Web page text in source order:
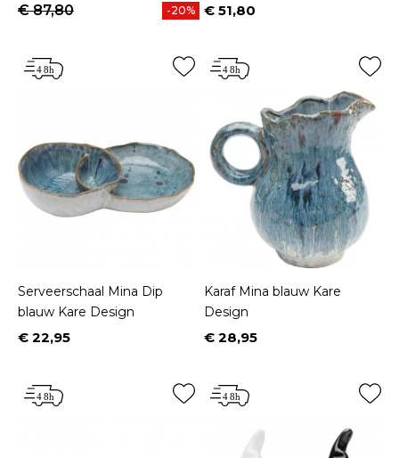
€ 87,80
-20% Prijs
€ 51,80
Serveerschaal Mina Dip
blauw Kare Design
Prijs
€ 22,95
Karaf Mina blauw Kare
Design
Prijs
€ 28,95